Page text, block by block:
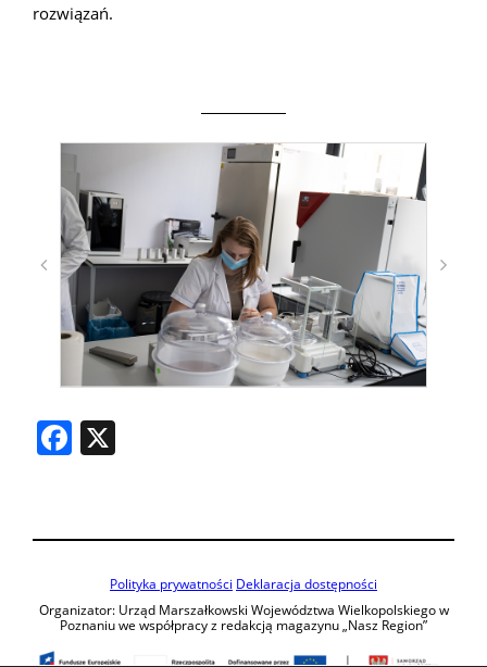
rozwiązań.
Facebook
Polityka prywatności Deklaracja dostępności
Organizator: Urząd Marszałkowski Województwa Wielkopolskiego w
Poznaniu we współpracy z redakcją magazynu „Nasz Region”